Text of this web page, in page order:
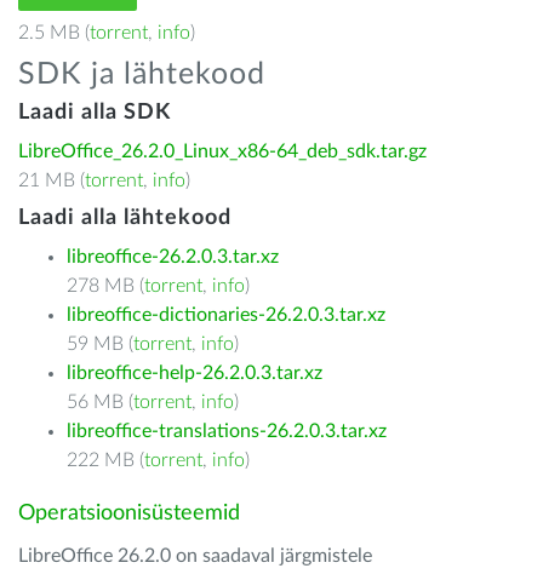
2.5 MB (torrent, info)
SDK ja lähtekood
Laadi alla SDK
LibreOffice_26.2.0_Linux_x86-64_deb_sdk.tar.gz
21 MB (torrent, info)
Laadi alla lähtekood
libreoffice-26.2.0.3.tar.xz
278 MB (torrent, info)
libreoffice-dictionaries-26.2.0.3.tar.xz
59 MB (torrent, info)
libreoffice-help-26.2.0.3.tar.xz
56 MB (torrent, info)
libreoffice-translations-26.2.0.3.tar.xz
222 MB (torrent, info)
Operatsioonisüsteemid
LibreOffice 26.2.0 on saadaval järgmistele